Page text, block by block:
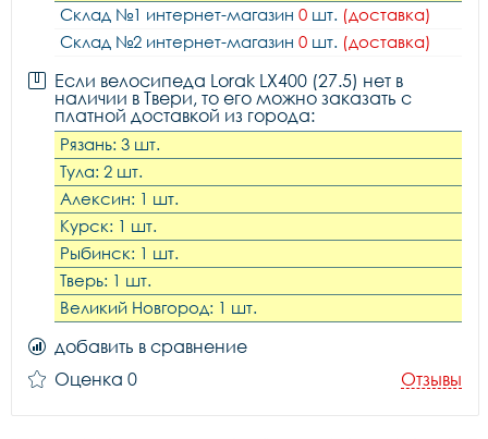
Склад №1 интернет-магазин 0 шт. (доставка)
Склад №2 интернет-магазин 0 шт. (доставка)
Если велосипеда Lorak LX400 (27.5) нет в
наличии в Твери, то его можно заказать с
платной доставкой из города:
Рязань: 3 шт.
Тула: 2 шт.
Алексин: 1 шт.
Курск: 1 шт.
Рыбинск: 1 шт.
Тверь: 1 шт.
Великий Новгород: 1 шт.
добавить в сравнение
Оценка 0
Отзывы